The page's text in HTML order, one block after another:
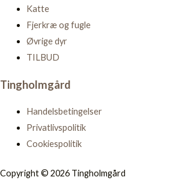
Katte
Fjerkræ og fugle
Øvrige dyr
TILBUD
Tingholmgård
Handelsbetingelser
Privatlivspolitik
Cookiespolitik
Copyright © 2026 Tingholmgård